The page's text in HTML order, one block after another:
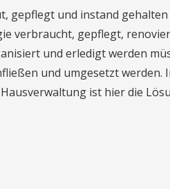
gepflegt und instand
verbraucht, gepflegt,
und erledigt werden
und umgesetzt
ist hier die